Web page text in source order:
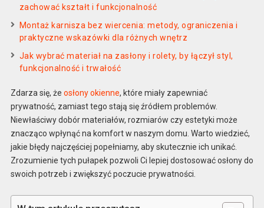
zachować kształt i funkcjonalność
Montaż karnisza bez wiercenia: metody, ograniczenia i
praktyczne wskazówki dla różnych wnętrz
Jak wybrać materiał na zasłony i rolety, by łączył styl,
funkcjonalność i trwałość
Zdarza się, że osłony okienne, które miały zapewniać
prywatność, zamiast tego stają się źródłem problemów.
Niewłaściwy dobór materiałów, rozmiarów czy estetyki może
znacząco wpłynąć na komfort w naszym domu. Warto wiedzieć,
jakie błędy najczęściej popełniamy, aby skutecznie ich unikać.
Zrozumienie tych pułapek pozwoli Ci lepiej dostosować osłony do
swoich potrzeb i zwiększyć poczucie prywatności.